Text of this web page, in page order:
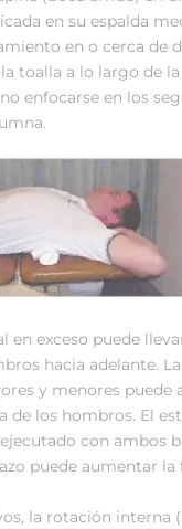
en su espalda
en o cerca de
toalla a lo largo de
enfocarse en los
en exceso puede
hacia adelante.
y menores puede
de los hombros. El
con ambos
puede aumentar la
la rotación interna